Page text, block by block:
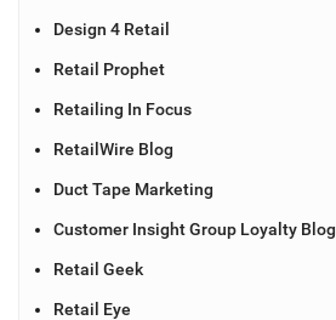
Design 4 Retail
Retail Prophet
Retailing In Focus
RetailWire Blog
Duct Tape Marketing
Customer Insight Group Loyalty Blog
Retail Geek
Retail Eye